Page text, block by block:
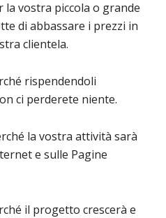
la vostra piccola o grande
di abbassare i prezzi in
clientela.
rispendendoli
ci perderete niente.
la vostra attività sarà
e sulle Pagine
il progetto crescerà e